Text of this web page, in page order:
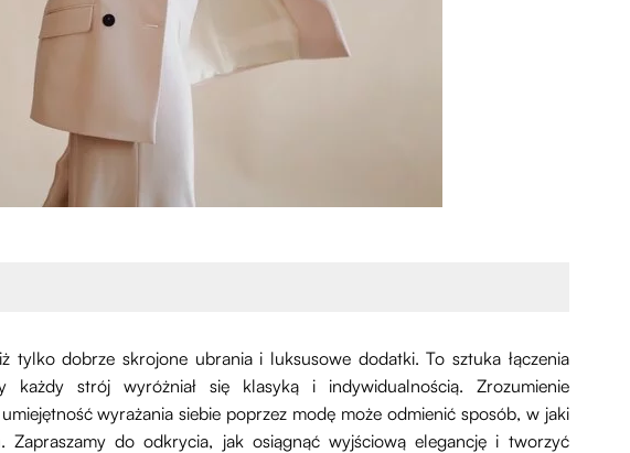
tylko dobrze skrojone ubrania i luksusowe dodatki. To sztuka łączenia
strój wyróżniał się klasyką i indywidualnością. Zrozumienie
wyrażania siebie poprzez modę może odmienić sposób, w jaki
Zapraszamy do odkrycia, jak osiągnąć wyjściową elegancję i tworzyć